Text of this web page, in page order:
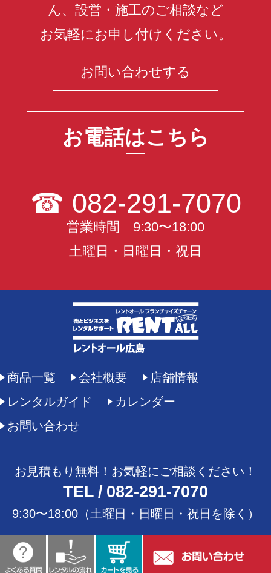
ん、設営・施工のご相談など
お気軽にお申し付けください。
お問い合わせする
お電話はこちら
☎ 082-291-7070
営業時間 9:30〜18:00
土曜日・日曜日・祝日
商品一覧 会社概要
店舗情報
レンタルガイド
カレンダー
お問い合わせ
お見積もり無料！お気軽にご相談ください！
TEL 082-291-7070
9:30〜18:00（土曜日・日曜日・祝日を除く）
copyright © 2026 Rent all Hiroshima all Rights Reserved.